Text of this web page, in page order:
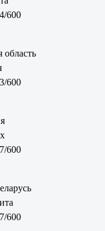
600
область
600
600
600